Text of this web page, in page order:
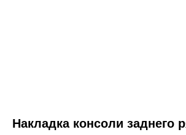
Накладка консоли заднего